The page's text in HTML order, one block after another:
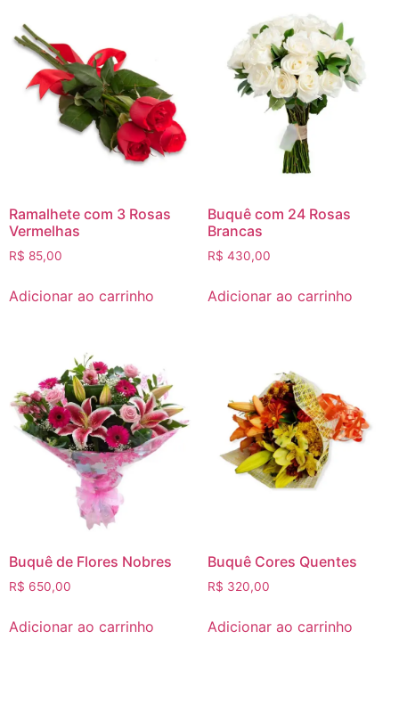
Ramalhete com 3 Rosas
Vermelhas
R$ 85,00
Adicionar ao carrinho
Buquê com 24 Rosas
Brancas
R$ 430,00
Adicionar ao carrinho
Buquê de Flores Nobres
R$ 650,00
Adicionar ao carrinho
Buquê Cores Quentes
R$ 320,00
Adicionar ao carrinho